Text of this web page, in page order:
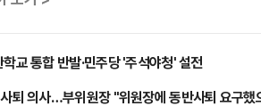
교 통합 반발·민주당 '주석야청' 설전
퇴 의사…부위원장 "위원장에 동반사퇴 요구했